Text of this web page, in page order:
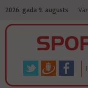
2026. gada 9. augusts